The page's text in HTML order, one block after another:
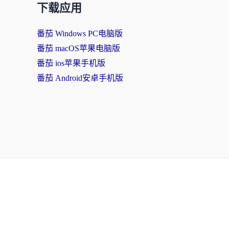
下载应用
番茄 Windows PC电脑版
番茄 macOS苹果电脑版
番茄 ios苹果手机版
番茄 Android安卓手机版